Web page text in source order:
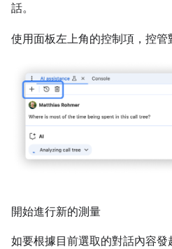
話。
使用面板左上角的控制項，控管
開始進行新的測量
如要根據目前選取的對話內容